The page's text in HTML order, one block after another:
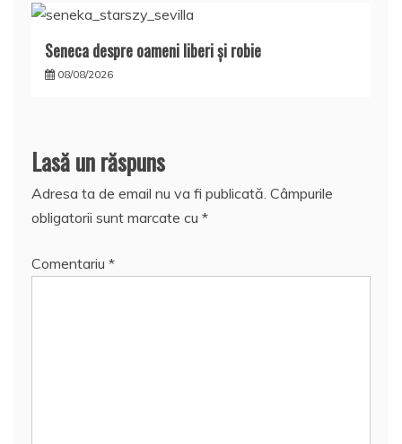
Seneca despre oameni liberi şi robie
08/08/2026
Lasă un răspuns
Adresa ta de email nu va fi publicată. Câmpurile
obligatorii sunt marcate cu *
Comentariu *